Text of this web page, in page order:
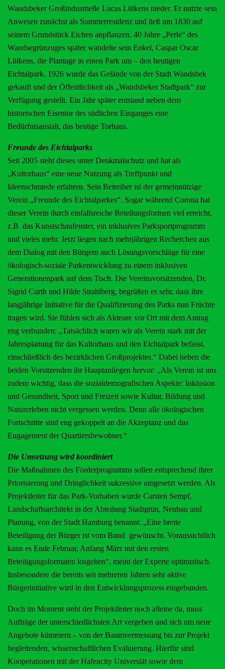
Wandsbeker Großindustrielle Lucas Lütkens nieder. Er nutzte sein
Anwesen zunächst als Sommerresidenz und ließ um 1830 auf
seinem Grundstück Eichen anpflanzen. 40 Jahre „Perle“ des
Wandsegrünzuges später wandelte sein Enkel, Caspar Oscar
Lütkens, die Plantage in einen Park um – den heutigen
Eichtalpark. 1926 wurde das Gelände von der Stadt Wandsbek
gekauft und der Öffentlichkeit als „Wandsbeker Stadtpark“ zur
Verfügung gestellt. Ein Jahr später entstand neben dem
historischen Eisentor des südlichen Einganges eine
Bedürfnisanstalt, das heutige Torhaus.
Freunde des Eichtalparks
Seit 2005 steht dieses unter Denkmalschutz und hat als
„Kultorhaus“ eine neue Nutzung als Treffpunkt und
Ideenschmiede erfahren. Sein Betreiber ist der gemeinnützige
Verein „Freunde des Eichtalparkes“. Sogar während Corona hat
dieser Verein durch einfallsreiche Beteilungsformen viel erreicht,
z.B. das Kunstschaufenster, ein inklusives Parksportprogramm
und vieles mehr. Jetzt liegen nach mehrjährigen Recherchen aus
dem Dialog mit den Bürgern auch Lösungsvorschläge für eine
ökologisch-soziale Parkentwicklung zu einem inklusiven
Generationenpark auf dem Tisch. Die Vereinsvorsitzenden, Dr.
Sigrid Curth und Hilde Strahlberg, begrüßen es sehr, dass ihre
langjährige Initiative für die Qualifizierung des Parks nun Früchte
tragen wird. Sie fühlen sich als Akteure vor Ort mit dem Antrag
eng verbunden: „Tatsächlich waren wir als Verein stark mit der
Jahresplanung für das Kultorhaus und den Eichtalpark befasst,
einschließlich des bezirklichen Großprojektes.“ Dabei heben die
beiden Vorsitzenden ihr Hauptanliegen hervor: „Als Verein ist uns
zudem wichtig, dass die sozialdemografischen Aspekte: Inklusion
und Gesundheit, Sport und Freizeit sowie Kultur, Bildung und
Naturerleben nicht vergessen werden. Denn alle ökologischen
Fortschritte sind eng gekoppelt an die Akzeptanz und das
Engagement der Quartiersbewohner.“
Die Umsetzung wird koordiniert
Die Maßnahmen des Förderprogramms sollen entsprechend ihrer
Priorisierung und Dringlichkeit sukzessive umgesetzt werden. Als
Projektleiter für das Park-Vorhaben wurde Carsten Sempf,
Landschaftsarchitekt in der Abteilung Stadtgrün, Neubau und
Planung, von der Stadt Hamburg benannt: „Eine breite
Beteiligung der Bürger ist vom Bund gewünscht. Voraussichtlich
kann es Ende Februar, Anfang März mit den ersten
Beteiligungsformaten losgehen“, meint der Experte optimistisch.
Insbesondere die bereits seit mehreren Jahren sehr aktive
Bürgerinitiative wird in den Entwicklungsprozess eingebunden.
Doch im Moment steht der Projektleiter noch alleine da, muss
Aufträge der unterschiedlichsten Art vergeben und sich um neue
Angebote kümmern – von der Baumvermessung bis zur Projekt
begleitenden, wissenschaftlichen Evaluierung. Hierfür sind
Kooperationen mit der Hafencity Universiät sowie dem